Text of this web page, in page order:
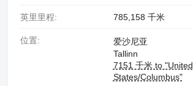
英里里程: 785,158 千米
位置:
爱沙尼亚
Tallinn
7151 千米 to "United
States/Columbus"